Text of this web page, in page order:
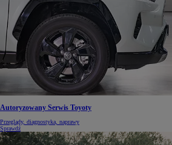
Autoryzowany Serwis Toyoty
Przeglądy, diagnostyka, naprawy
Sprawdź